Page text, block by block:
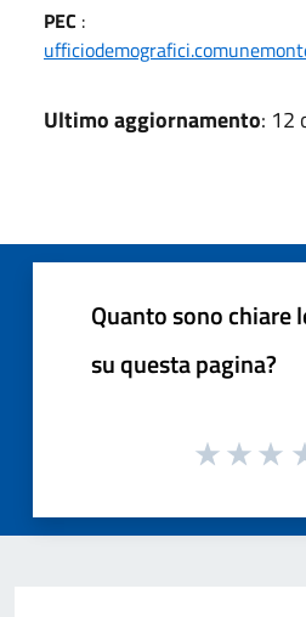
PEC :
Ultimo aggiornamento: 12
Quanto sono chiare
su questa pagina?